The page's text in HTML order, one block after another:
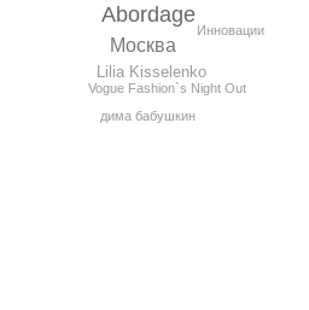
Abordage
Москва
Lilia Kisselenko
Vogue Fashion`s Night Out
Инновации
дима бабушкин